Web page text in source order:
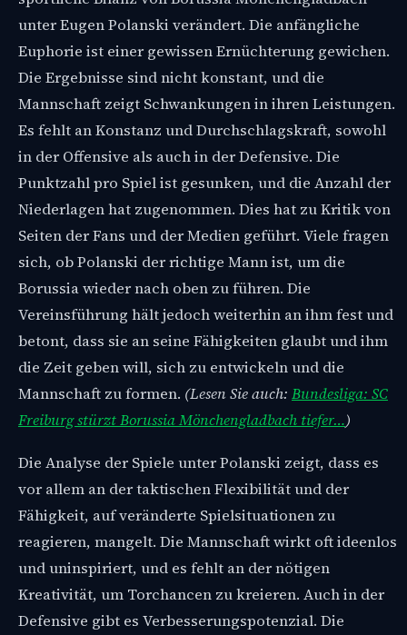
unter Eugen Polanski verändert. Die anfängliche
Euphorie ist einer gewissen Ernüchterung gewichen.
Die Ergebnisse sind nicht konstant, und die
Mannschaft zeigt Schwankungen in ihren Leistungen.
Es fehlt an Konstanz und Durchschlagskraft, sowohl
in der Offensive als auch in der Defensive. Die
Punktzahl pro Spiel ist gesunken, und die Anzahl der
Niederlagen hat zugenommen. Dies hat zu Kritik von
Seiten der Fans und der Medien geführt. Viele fragen
sich, ob Polanski der richtige Mann ist, um die
Borussia wieder nach oben zu führen. Die
Vereinsführung hält jedoch weiterhin an ihm fest und
betont, dass sie an seine Fähigkeiten glaubt und ihm
die Zeit geben will, sich zu entwickeln und die
Mannschaft zu formen. (Lesen Sie auch: Bundesliga: SC
Freiburg stürzt Borussia Mönchengladbach tiefer…)
Die Analyse der Spiele unter Polanski zeigt, dass es
vor allem an der taktischen Flexibilität und der
Fähigkeit, auf veränderte Spielsituationen zu
reagieren, mangelt. Die Mannschaft wirkt oft ideenlos
und uninspiriert, und es fehlt an der nötigen
Kreativität, um Torchancen zu kreieren. Auch in der
Defensive gibt es Verbesserungspotenzial. Die